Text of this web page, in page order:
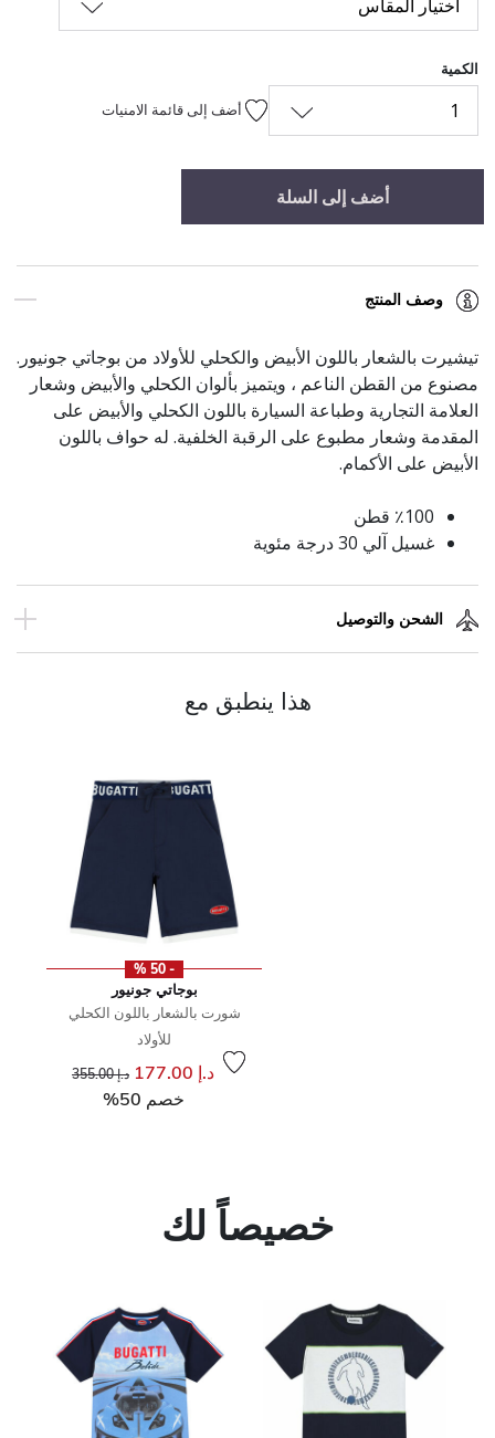
اختيار المقاس
الكمية
1 أضف إلى قائمة الامنيات
أضف إلى السلة
وصف المنتج
تيشيرت بالشعار باللون الأبيض والكحلي للأولاد من بوجاتي جونيور.
مصنوع من القطن الناعم ، ويتميز بألوان الكحلي والأبيض وشعار
العلامة التجارية وطباعة السيارة باللون الكحلي والأبيض على
المقدمة وشعار مطبوع على الرقبة الخلفية. له حواف باللون
الأبيض على الأكمام.
٪100 قطن
غسيل آلي 30 درجة مئوية
الشحن والتوصيل
هذا ينطبق مع
- 50 %
بوجاتي جونيور
شورت بالشعار باللون الكحلي
للأولاد
د.إ 177.00 سعر مخفض مند.إ 355.00 إلى
خصم 50%
خصيصاً لك